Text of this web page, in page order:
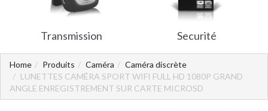
Transmission Securité
Home Produits Caméra
Caméra discrète
LUNETTES CAMÉRA SPORT WIFI FULL HD 1080P GRAND
ANGLE ENREGISTREMENT SUR CARTE MICROSD